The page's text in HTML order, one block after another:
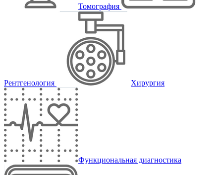
Томография
Рентгенология Хирургия
Функциональная диагностика